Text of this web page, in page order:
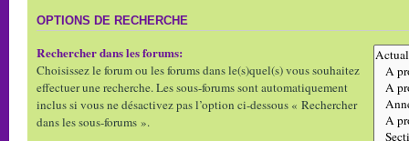
OPTIONS DE RECHERCHE
Rechercher dans les forums:
Choisissez le forum ou les forums dans le(s)quel(s) vous souhaitez
effectuer une recherche. Les sous-forums sont automatiquement
inclus si vous ne désactivez pas l’option ci-dessous « Rechercher
dans les sous-forums ».